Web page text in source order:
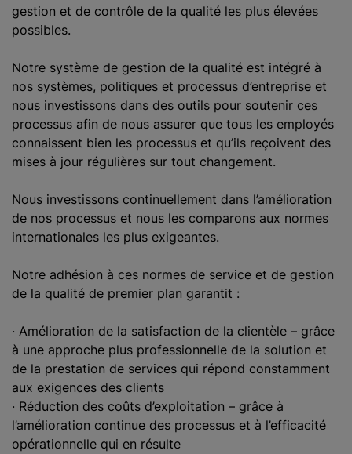
gestion et de contrôle de la qualité les plus élevées
possibles.
Notre système de gestion de la qualité est intégré à
nos systèmes, politiques et processus d’entreprise et
nous investissons dans des outils pour soutenir ces
processus afin de nous assurer que tous les employés
connaissent bien les processus et qu’ils reçoivent des
mises à jour régulières sur tout changement.
Nous investissons continuellement dans l’amélioration
de nos processus et nous les comparons aux normes
internationales les plus exigeantes.
Notre adhésion à ces normes de service et de gestion
de la qualité de premier plan garantit :
· Amélioration de la satisfaction de la clientèle – grâce
à une approche plus professionnelle de la solution et
de la prestation de services qui répond constamment
aux exigences des clients
· Réduction des coûts d’exploitation – grâce à
l’amélioration continue des processus et à l’efficacité
opérationnelle qui en résulte